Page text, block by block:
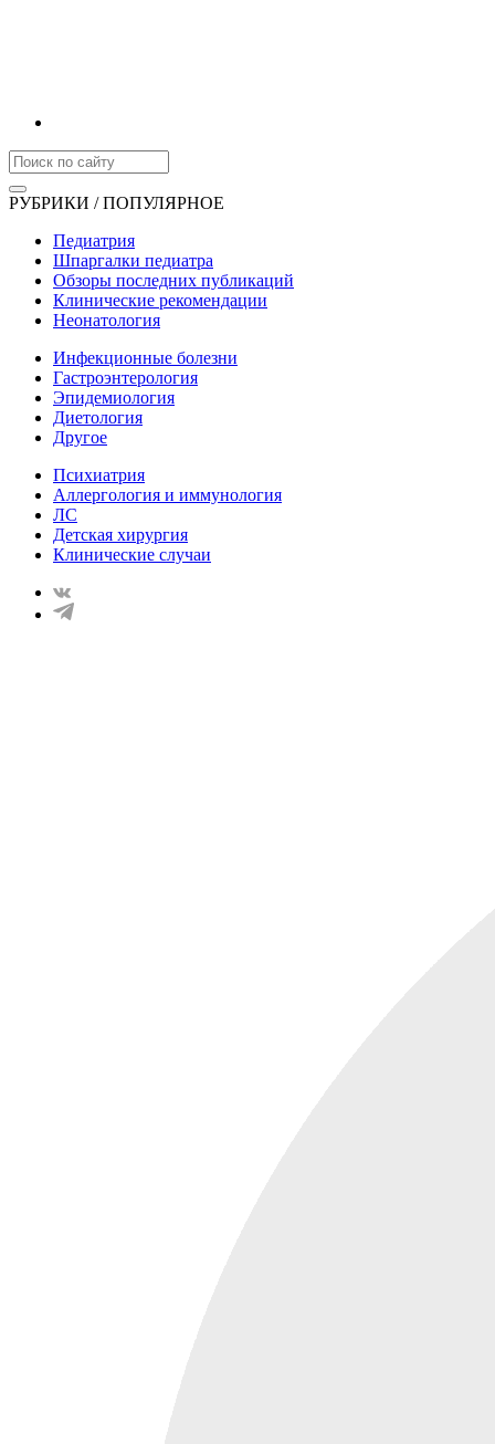
РУБРИКИ / ПОПУЛЯРНОЕ
Педиатрия
Шпаргалки педиатра
Обзоры последних публикаций
Клинические рекомендации
Неонатология
Инфекционные болезни
Гастроэнтерология
Эпидемиология
Диетология
Другое
Психиатрия
Аллергология и иммунология
ЛС
Детская хирургия
Клинические случаи